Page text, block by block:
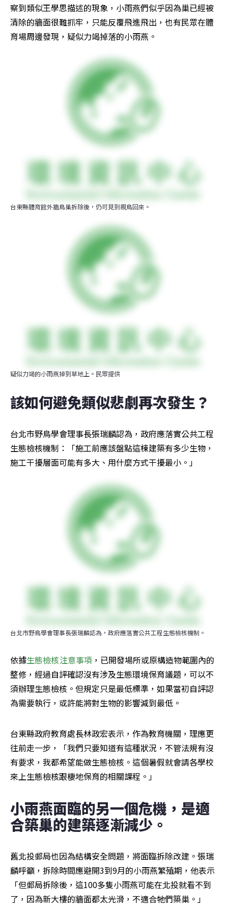
察到類似王學思描述的現象，小雨燕們似乎因為巢已經被
清除的牆面很難抓牢，只能反覆飛進飛出，也有民眾在體
育場周邊發現，疑似力竭掉落的小雨燕。
台東縣體育館外牆鳥巢拆除後，仍可見到親鳥回來。
疑似力竭的小雨燕掉到草地上。民眾提供
該如何避免類似悲劇再次發生？
台北市野鳥學會理事長張瑞麟認為，政府應落實公共工程
生態檢核機制：「施工前應該盤點這棟建築有多少生物，
施工干擾層面可能有多大、用什麼方式干擾最小。」
台北市野鳥學會理事長張瑞麟認為，政府應落實公共工程生態檢核機制。
依據生態檢核注意事項 ，已開發場所或原構造物範圍內的
整修，經過自評確認沒有涉及生態環境保育議題，可以不
須辦理生態檢核。但規定只是最低標準，如果當初自評認
為需要執行，或許能將對生物的影響減到最低。
台東縣政府教育處長林政宏表示，作為教育機關，理應更
往前走一步，「我們只要知道有這種狀況，不管法規有沒
有要求，我都希望能做生態檢核。這個暑假就會請各學校
來上生態檢核跟棲地保育的相關課程。」
小雨燕面臨的另一個危機，是適
合築巢的建築逐漸減少。
舊北投郵局也因為結構安全問題，將面臨拆除改建。張瑞
麟呼籲，拆除時間應避開3到9月的小雨燕繁殖期，他表示
「但郵局拆除後，這100多隻小雨燕可能在北投就看不到
了，因為新大樓的牆面都太光滑，不適合牠們築巢。」